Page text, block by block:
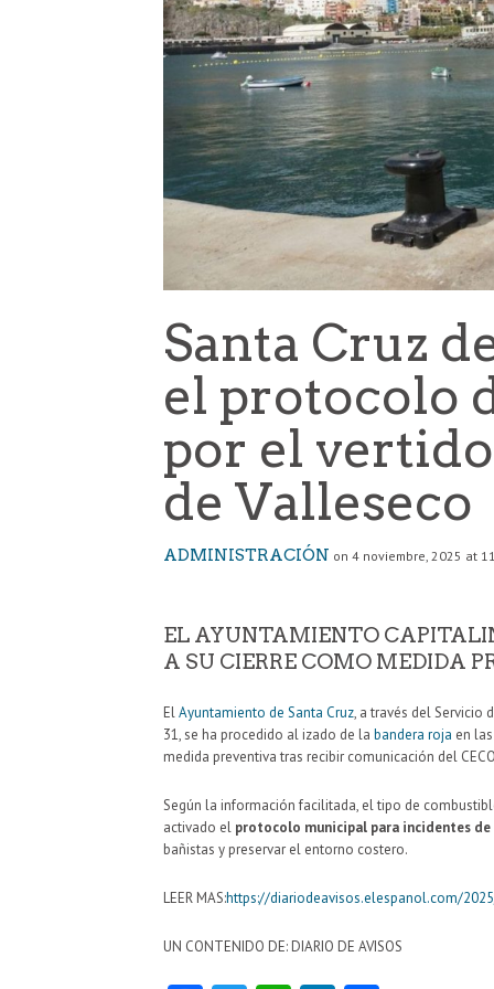
Santa Cruz
el protocolo
por el
de Valleseco
ADMINISTRACIÓN on 4 noviembre, 2025 at
EL AYUNTAMIENTO
A SU CIERRE COMO MEDIDA
ElAyuntamiento de Santa Cruz, a través del Servicio
31, se ha procedido al izado de la bandera roja en
medida preventiva tras recibir comunicación del
Según la información facilitada, el tipo de
activado el protocolo municipal para incidentes
bañistas y preservar el entorno costero.
LEER MAS:https://diariodeavisos.elespanol.com/
UN CONTENIDO DE: DIARIO DE AVISOS